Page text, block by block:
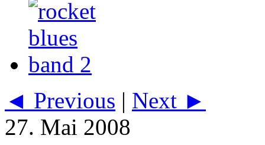
◄ Previous | Next ►
27. Mai 2008